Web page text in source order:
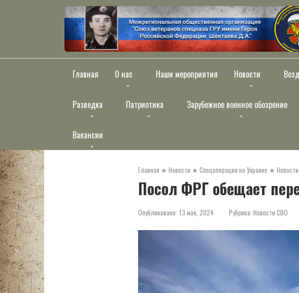
Главная О нас Наши мероприятия Новости
Разведка Патриотика Зарубежное военное обозрение
Вакансии
Главная ★ Новости ★ Спецоперация на Украине ★
Посол ФРГ обещает
Опубликовано: 13 мая, 2024 Рубрика: Новости СВО